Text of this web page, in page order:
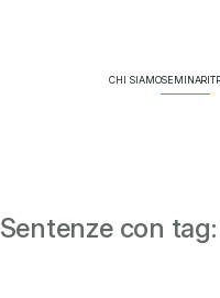
CHI SIAMOSEMINARI
Sentenze con